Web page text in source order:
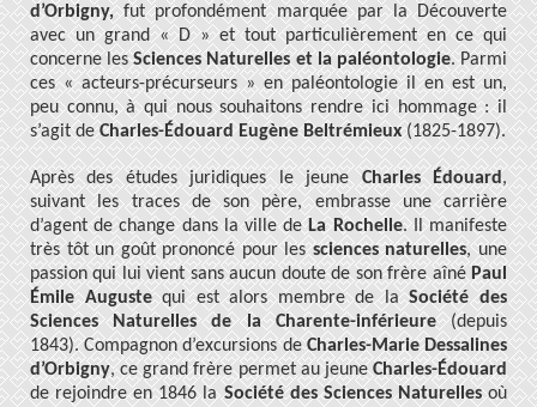
d’Orbigny, fut profondément marquée par la Découverte
avec un grand « D » et tout particulièrement en ce qui
concerne les Sciences Naturelles et la paléontologie. Parmi
ces « acteurs-précurseurs » en paléontologie il en est un,
peu connu, à qui nous souhaitons rendre ici hommage : il
s’agit de Charles-Édouard Eugène Beltrémieux (1825-1897).
Après des études juridiques le jeuneCharles Édouard,
suivant les traces de son père, embrasse une carrière
d’agent de change dans la ville deLa Rochelle. Il manifeste
très tôt un goût prononcé pour lessciences naturelles, une
passion qui lui vient sans aucun doute de son frère aîné Paul
Émile Augustequi est alors membre de laSociété des
Sciences Naturelles de la Charente-inférieure(depuis
1843). Compagnon d’excursions deCharles-Marie Dessalines
d’Orbigny, ce grand frère permet au jeuneCharles-Édouard
de rejoindre en 1846 laSociété des Sciences Naturellesoù